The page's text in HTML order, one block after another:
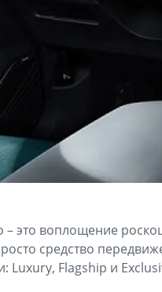
– это воплощение
средство
Luxury, Flagship и